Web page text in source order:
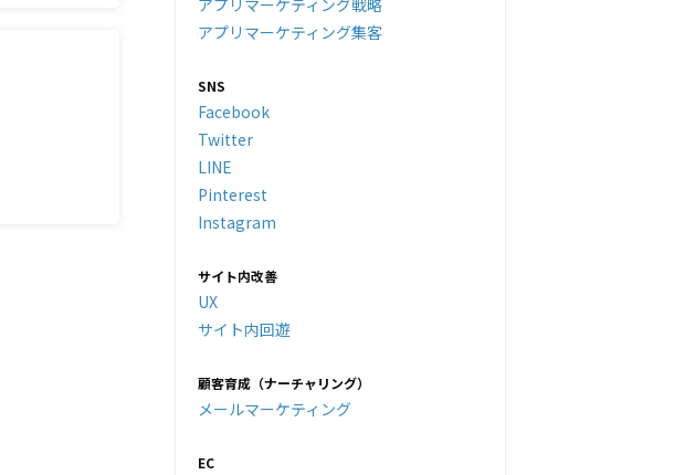
アプリマーケティング戦略
アプリマーケティング集客
SNS
Facebook
Twitter
LINE
Pinterest
Instagram
サイト内改善
UX
サイト内回遊
顧客育成（ナーチャリング）
メールマーケティング
EC